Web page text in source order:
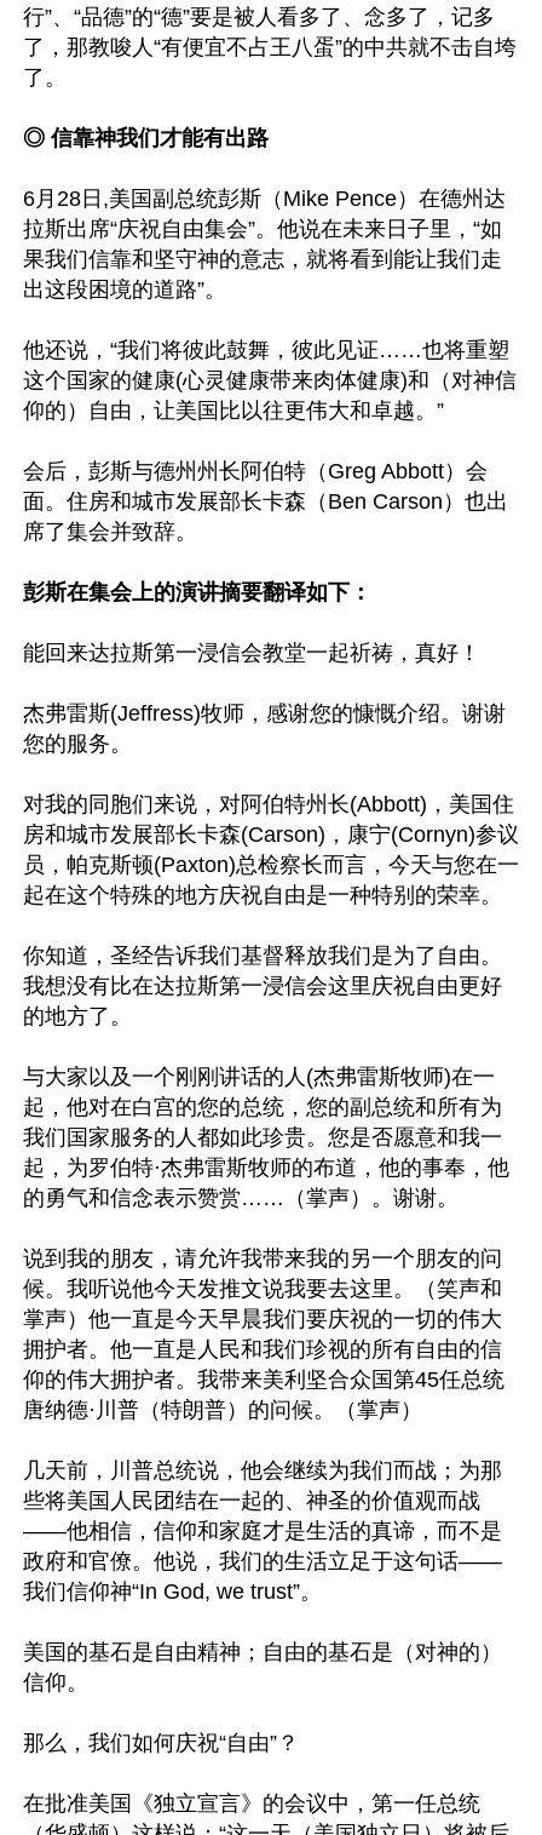
行”、“品德”的“德”要是被人看多了、念多了，记多
了，那教唆人“有便宜不占王八蛋”的中共就不击自垮
了。
◎ 信靠神我们才能有出路
6月28日,美国副总统彭斯（Mike Pence）在德州达
拉斯出席“庆祝自由集会”。他说在未来日子里，“如
果我们信靠和坚守神的意志，就将看到能让我们走
出这段困境的道路”。
他还说，“我们将彼此鼓舞，彼此见证……也将重塑
这个国家的健康(心灵健康带来肉体健康)和（对神信
仰的）自由，让美国比以往更伟大和卓越。”
会后，彭斯与德州州长阿伯特（Greg Abbott）会
面。住房和城市发展部长卡森（Ben Carson）也出
席了集会并致辞。
彭斯在集会上的演讲摘要翻译如下：
能回来达拉斯第一浸信会教堂一起祈祷，真好！
杰弗雷斯(Jeffress)牧师，感谢您的慷慨介绍。谢谢
您的服务。
对我的同胞们来说，对阿伯特州长(Abbott)，美国住
房和城市发展部长卡森(Carson)，康宁(Cornyn)参议
员，帕克斯顿(Paxton)总检察长而言，今天与您在一
起在这个特殊的地方庆祝自由是一种特别的荣幸。
你知道，圣经告诉我们基督释放我们是为了自由。
我想没有比在达拉斯第一浸信会这里庆祝自由更好
的地方了。
与大家以及一个刚刚讲话的人(杰弗雷斯牧师)在一
起，他对在白宫的您的总统，您的副总统和所有为
我们国家服务的人都如此珍贵。您是否愿意和我一
起，为罗伯特·杰弗雷斯牧师的布道，他的事奉，他
的勇气和信念表示赞赏……（掌声）。谢谢。
说到我的朋友，请允许我带来我的另一个朋友的问
候。我听说他今天发推文说我要去这里。（笑声和
掌声）他一直是今天早晨我们要庆祝的一切的伟大
拥护者。他一直是人民和我们珍视的所有自由的信
仰的伟大拥护者。我带来美利坚合众国第45任总统
唐纳德·川普（特朗普）的问候。（掌声）
几天前，川普总统说，他会继续为我们而战；为那
些将美国人民团结在一起的、神圣的价值观而战
——他相信，信仰和家庭才是生活的真谛，而不是
政府和官僚。他说，我们的生活立足于这句话——
我们信仰神“In God, we trust”。
美国的基石是自由精神；自由的基石是（对神的）
信仰。
那么，我们如何庆祝“自由”？
在批准美国《独立宣言》的会议中，第一任总统